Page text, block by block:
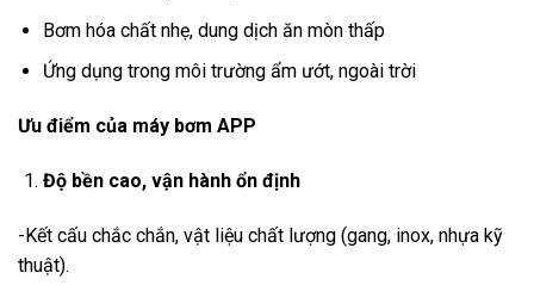
Bơm hóa chất nhẹ, dung dịch ăn mòn thấp
Ứng dụng trong môi trường ẩm ướt, ngoài trời
Ưu điểm của máy bơm APP
Độ bền cao, vận hành ổn định
-Kết cấu chắc chắn, vật liệu chất lượng (gang, inox, nhựa kỹ
thuật).